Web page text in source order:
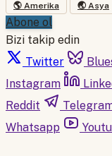
🌎 Amerika 🌏 Asya
Abone ol
Bizi takip edin
Twitter
Instagram
Reddit
Whatsapp